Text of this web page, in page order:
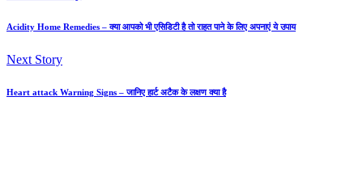
Acidity Home Remedies – क्या आपको भी एसिडिटी है तो राहत पाने के लिए अपनाएं ये उपाय
Next Story
Heart attack Warning Signs – जानिए हार्ट अटैक के लक्षण क्या है